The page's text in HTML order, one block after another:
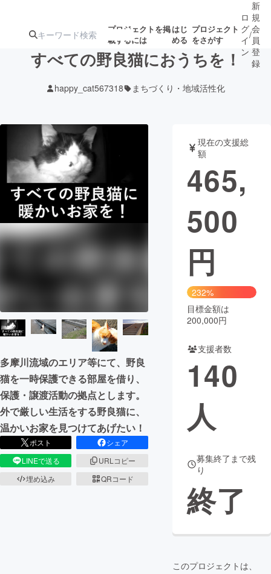
プロジェクトを掲
載するには
はじ
める
プロジェクト
をさがす
アート・写真
テクノロジー・ガジェット ゲーム・サ
映像・映画 書籍・雑誌
CAMPFIRE for Social Good
CAMPFIREふるさと納税
コミュニティ
ロ
グ
イ
ン
/
新
規
会
員
登
録
すべての野良猫におうちを！
happy_cat567318 まちづくり・地域活性化
多摩川流域のエリア等にて、野良
猫を一時保護できる部屋を借り、
保護・譲渡活動の拠点とします。
外で厳しい生活をする野良猫に、
温かいお家を見つけてあげたい！
ポスト
シェア
LINEで送る
URLコピー
埋め込み
QRコード
現在の支援総
額
465,
500
円
232%
目標金額は
200,000円
支援者数
140
人
募集終了まで残
り
終了
このプロジェクトは、